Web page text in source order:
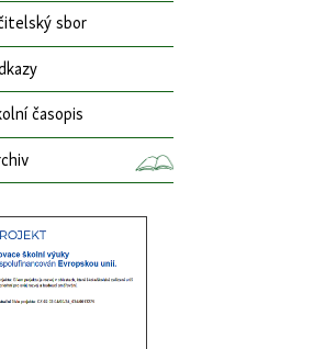
sbor
časopis